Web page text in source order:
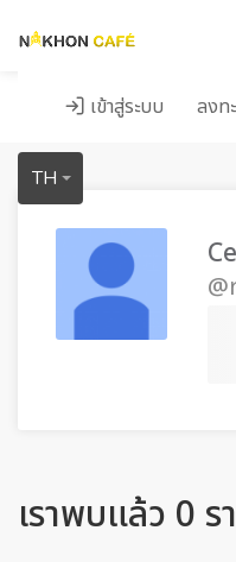
เข้าสู่ระบบ ลงท
TH
เราพบแล้ว 0